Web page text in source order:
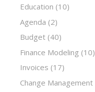
Education (10)
Agenda (2)
Budget (40)
Finance Modeling (10)
Invoices (17)
Change Management